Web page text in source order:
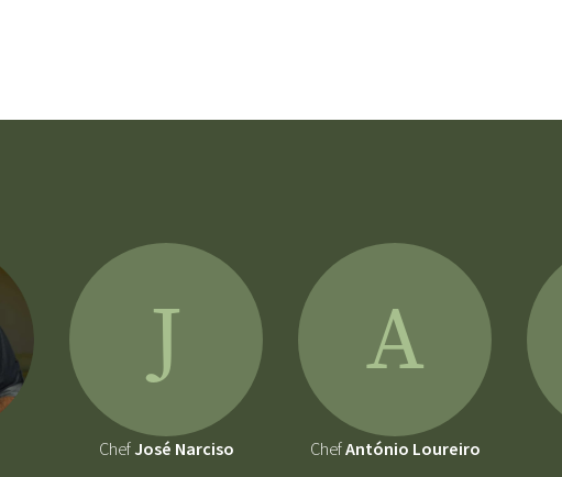
J
ChefJosé Narciso
A
ChefAntónio Loureiro